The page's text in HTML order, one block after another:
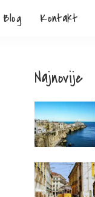
Blog Kontakt
Najnovije